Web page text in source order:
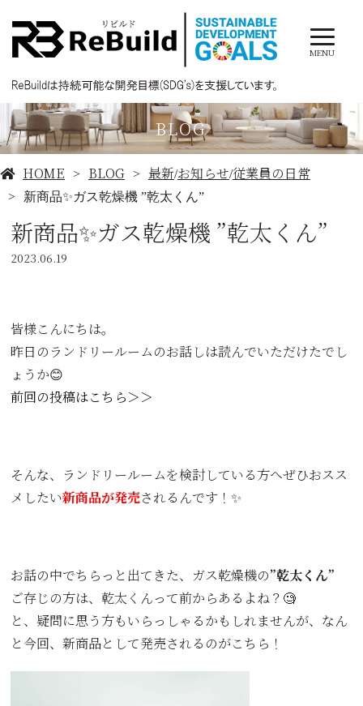
MENU
BLOG
HOME BLOG 最新/お知らせ/従業員の日常
新商品✨ガス乾燥機 ”乾太くん”
新商品✨ガス乾燥機 ”乾太くん”
2023.06.19
皆様こんにちは。
昨日のランドリールームのお話しは読んでいただけたでし
ょうか😊
前回の投稿はこちら＞＞
そんな、ランドリールームを検討している方へぜひおスス
メしたい新商品が発売されるんです！✨
お話の中でちらっと出てきた、ガス乾燥機の”乾太くん”
ご存じの方は、乾太くんって前からあるよね？🧐
と、疑問に思う方もいらっしゃるかもしれませんが、なん
と今回、新商品として発売されるのがこちら！